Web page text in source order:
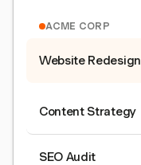
ACME CORP
Website Redesign
Content Strategy
SEO Audit